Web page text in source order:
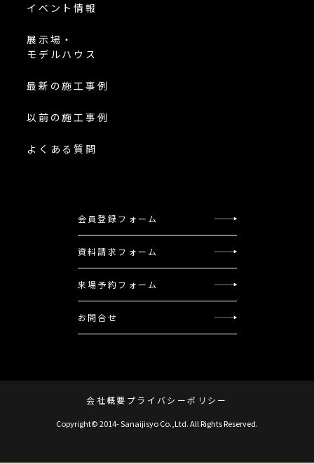
イベント情報
展示場・
モデルハウス
最新の施工事例
以前の施工事例
よくある質問
会員登録フォーム
資料請求フォーム
来場予約フォーム
お問合せ
会社概要 プライバシーポリシー
Copyright© 2014- Sanaijisyo Co.,Ltd. All Rights Reserved.